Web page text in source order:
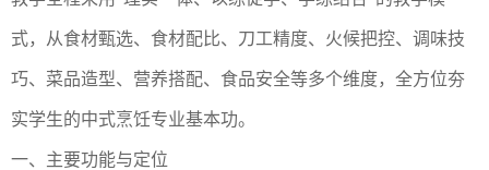
式，从食材甄选、食材配比、刀工精度、火候把控、调味技
巧、菜品造型、营养搭配、食品安全等多个维度，全方位夯
实学生的中式烹饪专业基本功。
‌一、主要功能与定位‌